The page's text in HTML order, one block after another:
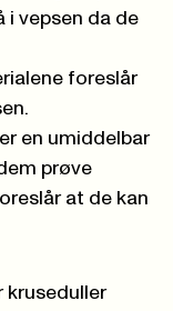
i vepsen da de
foreslår
en umiddelbar
prøve
at de kan
kruseduller